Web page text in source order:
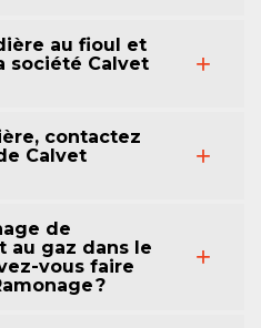
au fioul et
société Calvet
contactez
Calvet
de
au gaz dans le
vous faire
?